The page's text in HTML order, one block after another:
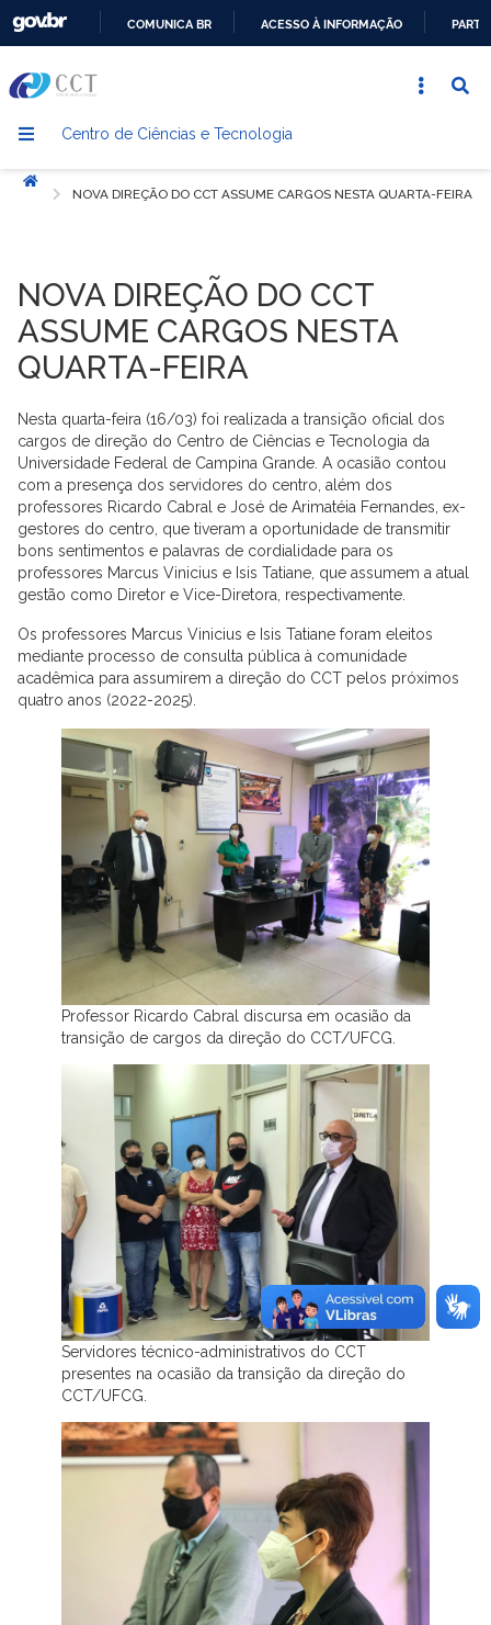
CONTEÚDO
COMUNICA BR ACESSO À INFORMAÇÃO
Centro de Ciências e Tecnologia
Início
NOVA DIREÇÃO DO CCT ASSUME CARGOS NESTA QUARTA-FEIRA
NOVA DIREÇÃO DO CCT
ASSUME CARGOS NESTA
QUARTA-FEIRA
Nesta quarta-feira (16/03) foi realizada a transição oficial dos
cargos de direção do Centro de Ciências e Tecnologia da
Universidade Federal de Campina Grande. A ocasião contou
com a presença dos servidores do centro, além dos
professores Ricardo Cabral e José de Arimatéia Fernandes, ex-
gestores do centro, que tiveram a oportunidade de transmitir
bons sentimentos e palavras de cordialidade para os
professores Marcus Vinicius e Isis Tatiane, que assumem a atual
gestão como Diretor e Vice-Diretora, respectivamente.
Os professores Marcus Vinicius e Isis Tatiane foram eleitos
mediante processo de consulta pública à comunidade
acadêmica para assumirem a direção do CCT pelos próximos
quatro anos (2022-2025).
Professor Ricardo Cabral discursa em ocasião da
transição de cargos da direção do CCT/UFCG.
Servidores técnico-administrativos do CCT
presentes na ocasião da transição da direção do
CCT/UFCG.